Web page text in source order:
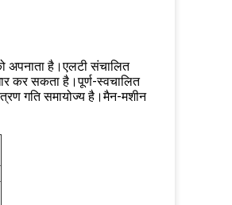
है।एलटी संचालित
कर सकता है।पूर्ण-स्वचालित
गति समायोज्य है।मैन-मशीन